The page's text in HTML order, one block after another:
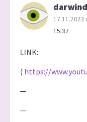
17.11.2023
15:37
LINK:
( https://
—
—